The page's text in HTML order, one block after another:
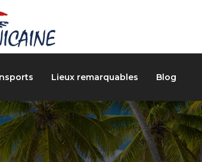
Lieux remarquables Blog